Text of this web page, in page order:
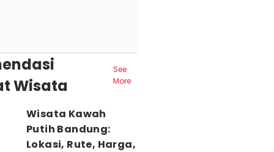
Wisata
See
More
Wisata Kawah
Putih Bandung:
Lokasi, Rute, Harga,